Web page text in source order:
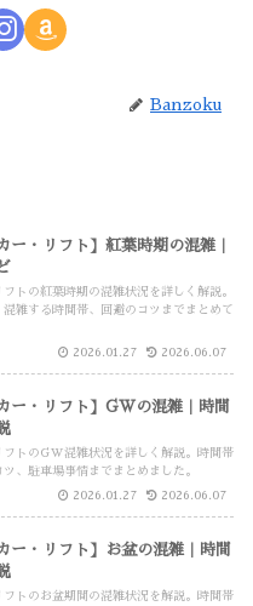
Banzoku
ー・リフト】紅葉時期の混雑｜
トの紅葉時期の混雑状況を詳しく解説。
雑する時間帯、回避のコツまでまとめて
2026.01.27 2026.06.07
ー・リフト】GWの混雑｜時間
フトのGW混雑状況を詳しく解説。時間帯
、駐車場事情までまとめました。
2026.01.27 2026.06.07
ー・リフト】お盆の混雑｜時間
トのお盆期間の混雑状況を解説。時間帯